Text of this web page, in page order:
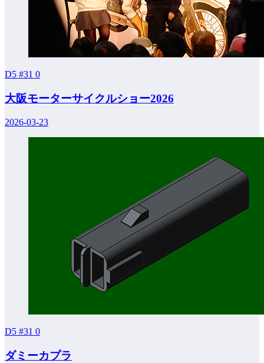
D5 #31 0
大阪モーターサイクルショー2026
2026-03-23
D5 #31 0
ダミーカプラ